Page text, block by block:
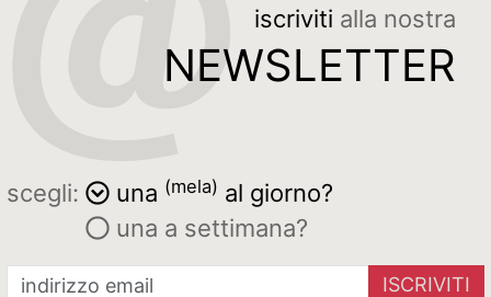
iscriviti alla nostra
NEWSLETTER
scegli: una (mela) al giorno?
una a settimana?
ISCRIVITI